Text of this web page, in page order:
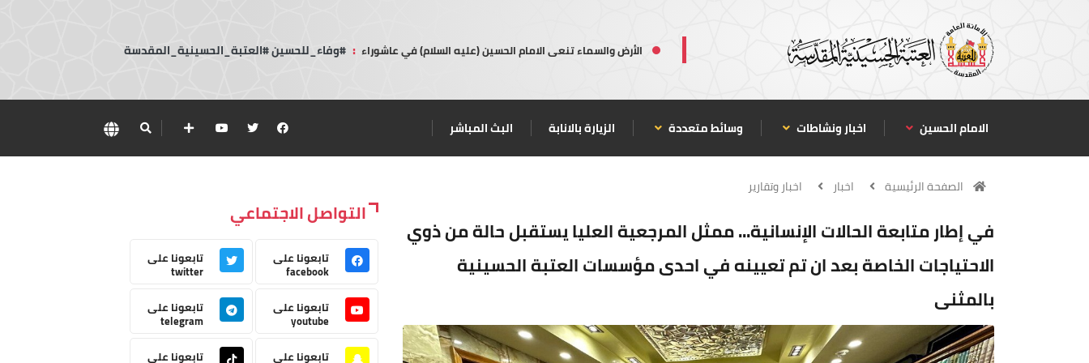
الأرض والسماء تنعى الامام الحسين (عليه السلام) في عاشوراء : #وفاء_للحسين #العتبة_الحسينية_المقدسة
الامام الحسين اخبار ونشاطات وسائط متعددة الزيارة بالانابة البث المباشر
الصفحة الرئيسية اخبار اخبار وتقارير
في إطار متابعة الحالات الإنسانية... ممثل المرجعية العليا يستقبل حالة من ذوي
الاحتياجات الخاصة بعد ان تم تعيينه في احدى مؤسسات العتبة الحسينية
بالمثنى
التواصل الاجتماعي
تابعونا على
facebook
تابعونا على
twitter
تابعونا على
youtube
تابعونا على
telegram
تابعونا على
تابعونا على